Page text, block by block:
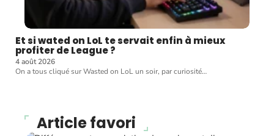
Et si wated on LoL te servait enfin à mieux
profiter de League ?
4 août 2026
On a tous cliqué sur Wasted on LoL un soir, par curiosité…
Article favori